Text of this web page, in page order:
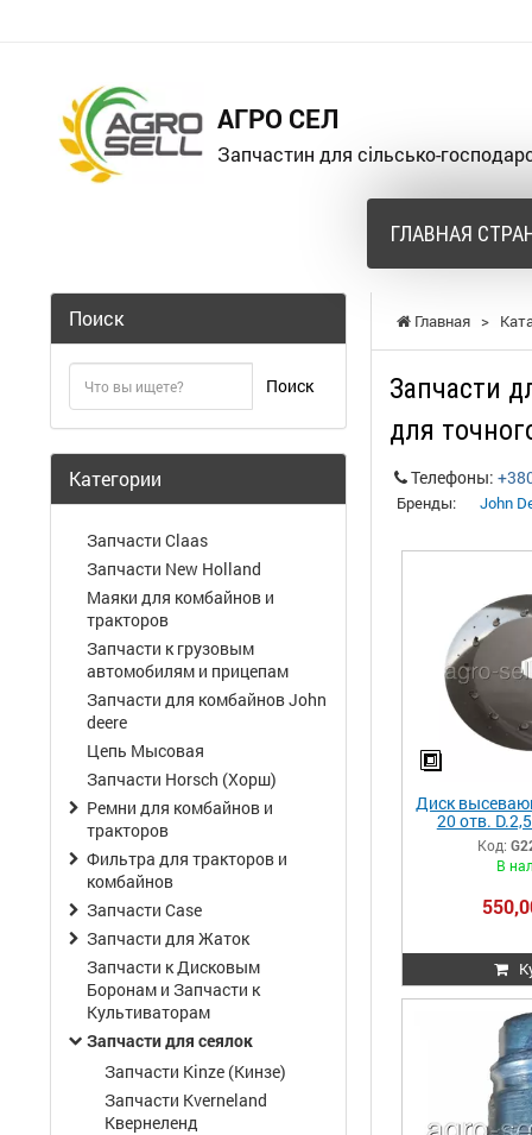
АГРО СЕЛ
Запчастин для сільсько-
ГЛАВНАЯ
Главная >
Запчасти
для
Телефоны:
Бренды: John
Диск
20 отв.
Код:
В
Поиск
Поиск
Категории
Запчасти Claas
Запчасти New Holland
Маяки для комбайнов и
тракторов
Запчасти к грузовым
автомобилям и прицепам
Запчасти для комбайнов John
deere
Цепь Мысовая
Запчасти Horsch (Хорш)
Ремни для комбайнов и
тракторов
Фильтра для тракторов и
комбайнов
Запчасти Case
Запчасти для Жаток
Запчасти к Дисковым
Боронам и Запчасти к
Культиваторам
Запчасти для сеялок
Запчасти Kinze (Кинзе)
Запчасти Kverneland
Квернеленд